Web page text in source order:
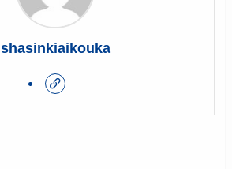
shasinkiaikouka